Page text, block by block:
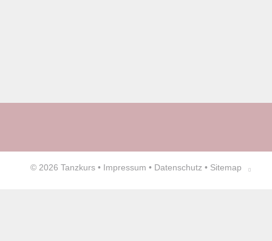
© 2026 Tanzkurs • Impressum • Datenschutz • Sitemap